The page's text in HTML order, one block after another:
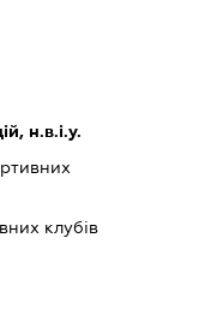
н.в.і.у.
клубів